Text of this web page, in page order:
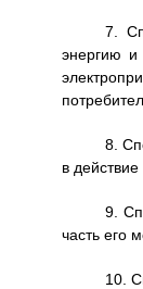
7.
энергию и
8.
в
9.
часть его
10.